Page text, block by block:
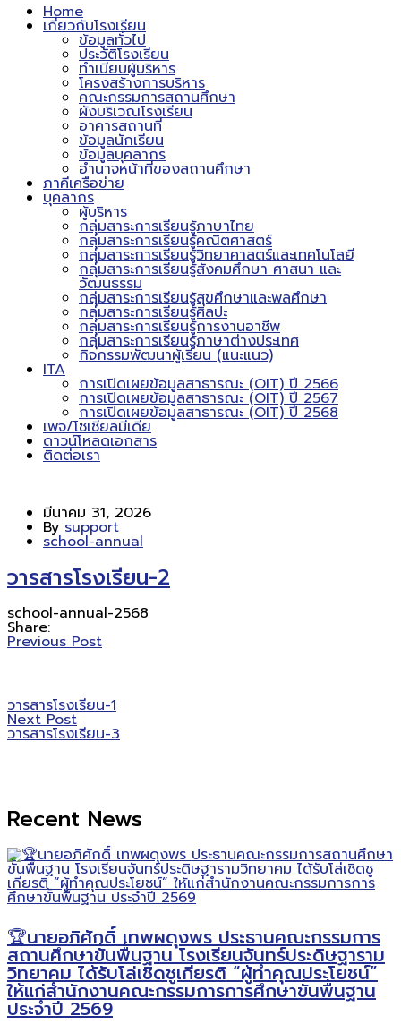
Home
เกี่ยวกับโรงเรียน
ข้อมูลทั่วไป
ประวัติโรงเรียน
ทำเนียบผู้บริหาร
โครงสร้างการบริหาร
คณะกรรมการสถานศึกษา
ผังบริเวณโรงเรียน
อาคารสถานที่
ข้อมูลนักเรียน
ข้อมูลบุคลากร
อำนาจหน้าที่ของสถานศึกษา
ภาคีเครือข่าย
บุคลากร
ผู้บริหาร
กลุ่มสาระการเรียนรู้ภาษาไทย
กลุ่มสาระการเรียนรู้คณิตศาสตร์
กลุ่มสาระการเรียนรู้วิทยาศาสตร์และเทคโนโลยี
กลุ่มสาระการเรียนรู้สังคมศึกษา ศาสนา และ
วัฒนธรรม
กลุ่มสาระการเรียนรู้สุขศึกษาและพลศึกษา
กลุ่มสาระการเรียนรู้ศิลปะ
กลุ่มสาระการเรียนรู้การงานอาชีพ
กลุ่มสาระการเรียนรู้ภาษาต่างประเทศ
กิจกรรมพัฒนาผู้เรียน (แนะแนว)
ITA
การเปิดเผยข้อมูลสาธารณะ (OIT) ปี 2566
การเปิดเผยข้อมูลสาธารณะ (OIT) ปี 2567
การเปิดเผยข้อมูลสาธารณะ (OIT) ปี 2568
เพจ/โซเชียลมีเดีย
ดาวน์โหลดเอกสาร
ติดต่อเรา
มีนาคม 31, 2026
By support
school-annual
วารสารโรงเรียน-2
school-annual-2568
Share:
Previous Post
วารสารโรงเรียน-1
Next Post
วารสารโรงเรียน-3
Recent News
🏆นายอภิศักดิ์ เทพผดุงพร ประธานคณะกรรมการ
สถานศึกษาขั้นพื้นฐาน โรงเรียนจันทร์ประดิษฐาราม
วิทยาคม ได้รับโล่เชิดชูเกียรติ “ผู้ทำคุณประโยชน์”
ให้แก่สำนักงานคณะกรรมการการศึกษาขั้นพื้นฐาน
ประจำปี 2569